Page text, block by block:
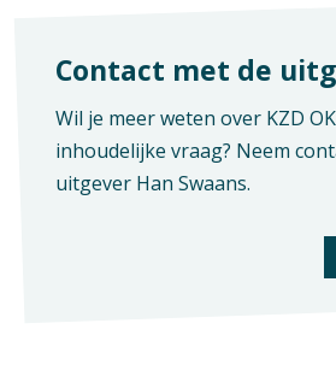
Contact met de
Wil je meer weten over KZD
inhoudelijke vraag? Neem
uitgever Han Swaans.